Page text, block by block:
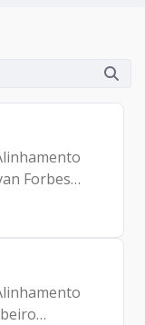
Forbes
Alberto
e